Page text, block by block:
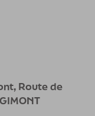
Route de